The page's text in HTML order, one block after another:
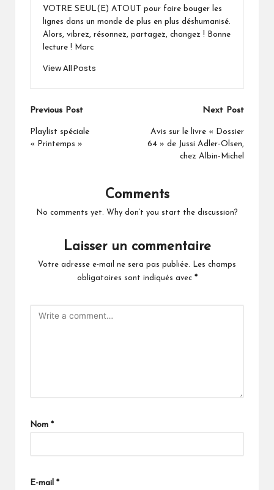
VOTRE SEUL(E) ATOUT pour faire bouger les
lignes dans un monde de plus en plus déshumanisé.
Alors, vibrez, résonnez, partagez, changez ! Bonne
lecture ! Marc
View All Posts
Post
navigation
Previous Post
Playlist spéciale
« Printemps »
Next Post
Avis sur le livre « Dossier
64 » de Jussi Adler-Olsen,
chez Albin-Michel
Comments
No comments yet. Why don’t you start the discussion?
Laisser un commentaire
Votre adresse e-mail ne sera pas publiée.
Les champs
obligatoires sont indiqués avec *
Nom *
E-mail *